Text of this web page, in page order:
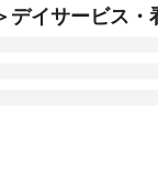
デイサービス・
）で業務効率UP